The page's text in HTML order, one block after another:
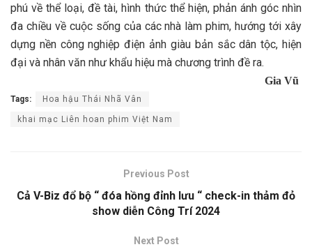
phú về thể loại, đề tài, hình thức thể hiện, phản ánh góc nhìn
đa chiều về cuộc sống của các nhà làm phim, hướng tới xây
dựng nền công nghiệp điện ảnh giàu bản sắc dân tộc, hiện
đại và nhân văn như khẩu hiệu mà chương trình đề ra.
Gia Vũ
Tags: Hoa hậu Thái Nhã Vân
khai mạc Liên hoan phim Việt Nam
Previous Post
Cả V-Biz đổ bộ “ đóa hồng đỉnh lưu “ check-in thảm đỏ
show diễn Công Trí 2024
Next Post